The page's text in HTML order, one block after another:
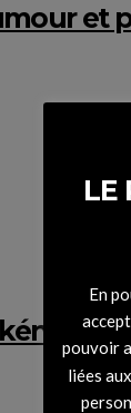
et
LE
En
pouvoir
liées